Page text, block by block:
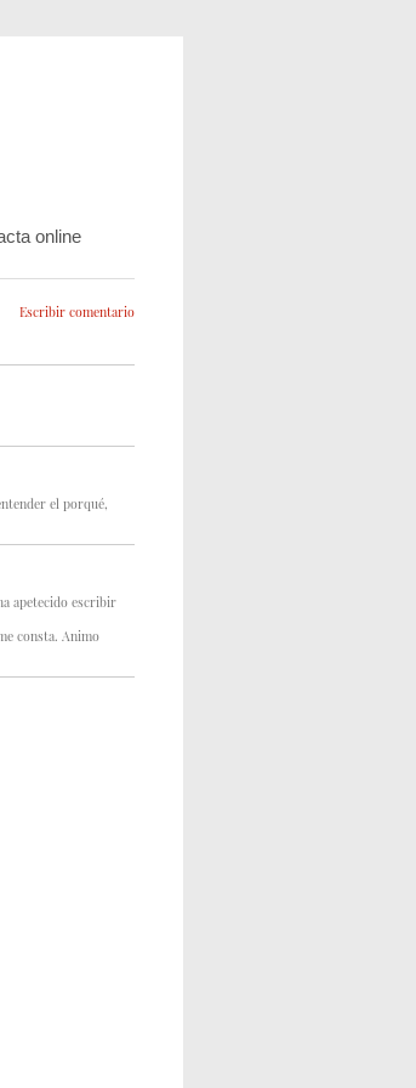
online
Escribir comentario
el porqué,
apetecido escribir
consta. Animo